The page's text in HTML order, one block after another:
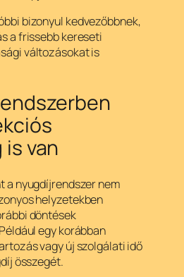
bizonyul kedvezőbbnek,
a frissebb kereseti
változásokat is
van
a nyugdíjrendszer nem
helyzetekben
döntések
egy korábban
vagy új szolgálati idő
összegét.